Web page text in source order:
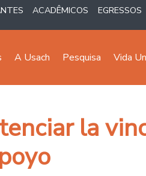
ACADÊMICOS EGRESSOS
A Usach Pesquisa Vida
la